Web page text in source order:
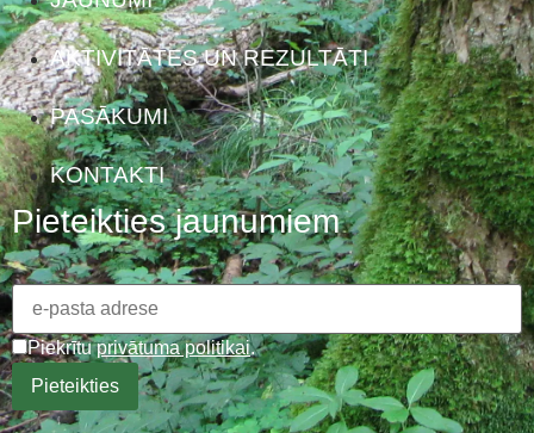
AKTIVITĀTES UN REZULTĀTI
PASĀKUMI
KONTAKTI
Pieteikties jaunumiem
Piekrītuprivātuma politikai.